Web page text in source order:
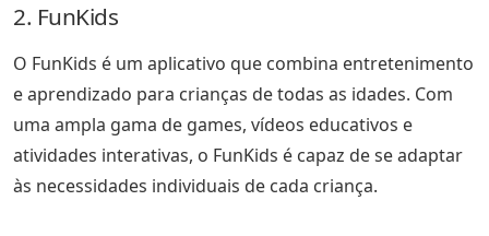
2. FunKids
O FunKids é um aplicativo que combina entretenimento
e aprendizado para crianças de todas as idades. Com
uma ampla gama de games, vídeos educativos e
atividades interativas, o FunKids é capaz de se adaptar
às necessidades individuais de cada criança.